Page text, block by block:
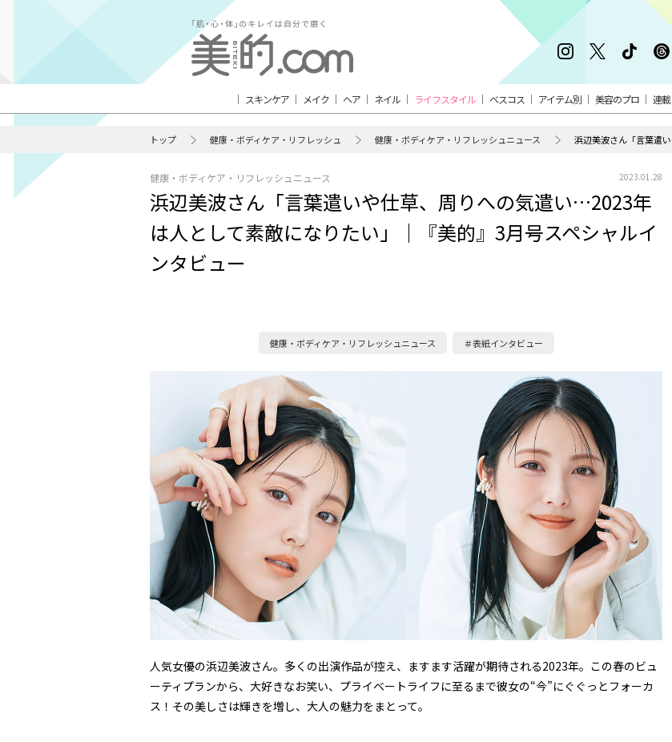
スキンケア メイク ヘア ネイル ライフスタイル ベスコス アイテム別 美容のプロ 連載
トップ 健康・ボディケア・リフレッシュ 健康・ボディケア・リフレッシュニュース
健康・ボディケア・リフレッシュニュース 2023.01.28
浜辺美波さん「言葉遣いや仕草、周りへの気遣い…2023年
は人として素敵になりたい」｜『美的』3月号スペシャルイ
ンタビュー
健康・ボディケア・リフレッシュニュース ＃表紙インタビュー
人気女優の浜辺美波さん。多くの出演作品が控え、ますます活躍が期待される2023年。この春のビュ
ーティプランから、大好きなお笑い、プライベートライフに至るまで彼女の“今”にぐぐっとフォーカ
ス！その美しさは輝きを増し、大人の魅力をまとって――。